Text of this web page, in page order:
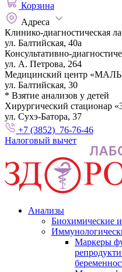
Корзина
Адреса
Клинико-диагностическая
ул. Балтийская, 40а
Консультативно-
ул. А. Петрова, 264
Медицинский центр
ул. Балтийская, 30
* Взятие анализов у детей
Хирургический стационар
ул. Сухэ-Батора, 37
+7 (3852) 76-76-46
Налоговый вычет
Анализы
Биохимические
Маркеры